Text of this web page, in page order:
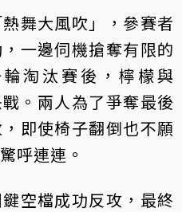
舞大風吹」，參賽者
一邊伺機搶奪有限的
淘汰賽後，檸檬與
。兩人為了爭奪最後
即使椅子翻倒也不願
呼連連。
空檔成功反攻，最終